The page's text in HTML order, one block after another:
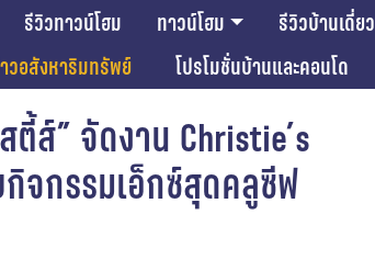
รีวิวทาวน์โฮม ทาวน์โฮม รีวิวบ้านเดี่ยว
วอสังหาริมทรัพย์ โปรโมชั่นบ้านและคอนโด
ส์” จัดงาน Christie’s
กิจกรรมเอ็กซ์สุดคลูซีฟ